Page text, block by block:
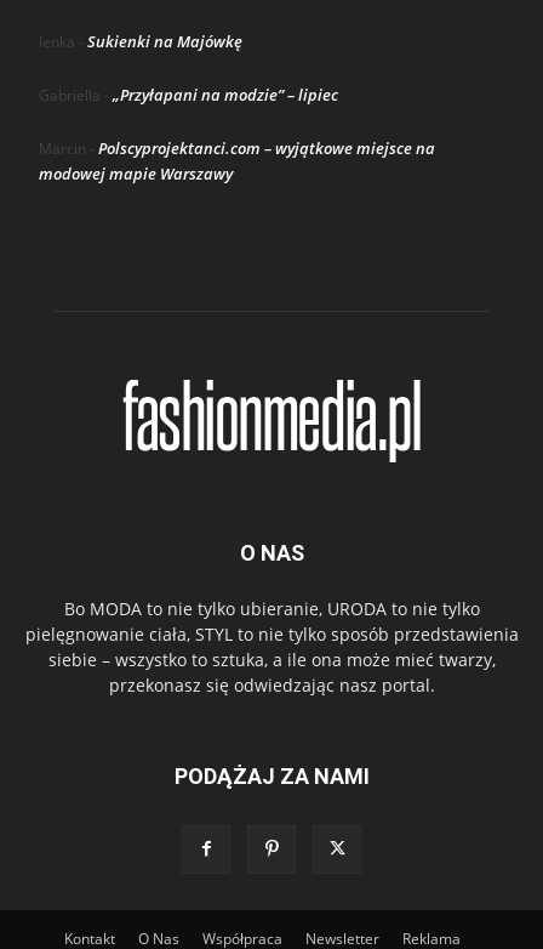
lenka - Sukienki na Majówkę
Gabriella - „Przyłapani na modzie” – lipiec
Marcin - Polscyprojektanci.com – wyjątkowe miejsce na
modowej mapie Warszawy
O NAS
Bo MODA to nie tylko ubieranie, URODA to nie tylko
pielęgnowanie ciała, STYL to nie tylko sposób przedstawienia
siebie – wszystko to sztuka, a ile ona może mieć twarzy,
przekonasz się odwiedzając nasz portal.
PODĄŻAJ ZA NAMI
Kontakt O Nas Współpraca Newsletter
Reklama